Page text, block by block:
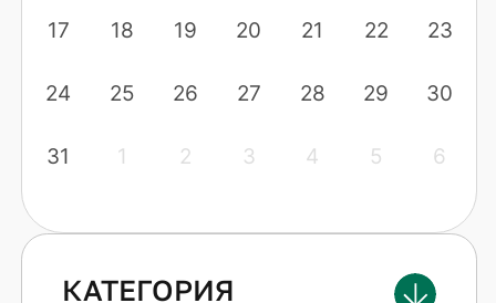
17 18 19 20 21 22 23
24 25 26 27 28 29 30
31 1 2 3 4 5 6
КАТЕГОРИЯ